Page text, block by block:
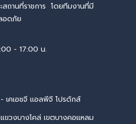
สถานที่ราชการ โดยทีมงานที่มี
อดภัย
- 17:00 น.
เคเอชจี แอลพีจี โปรดักส์
ขวงบางโคล่ เขตบางคอแหลม